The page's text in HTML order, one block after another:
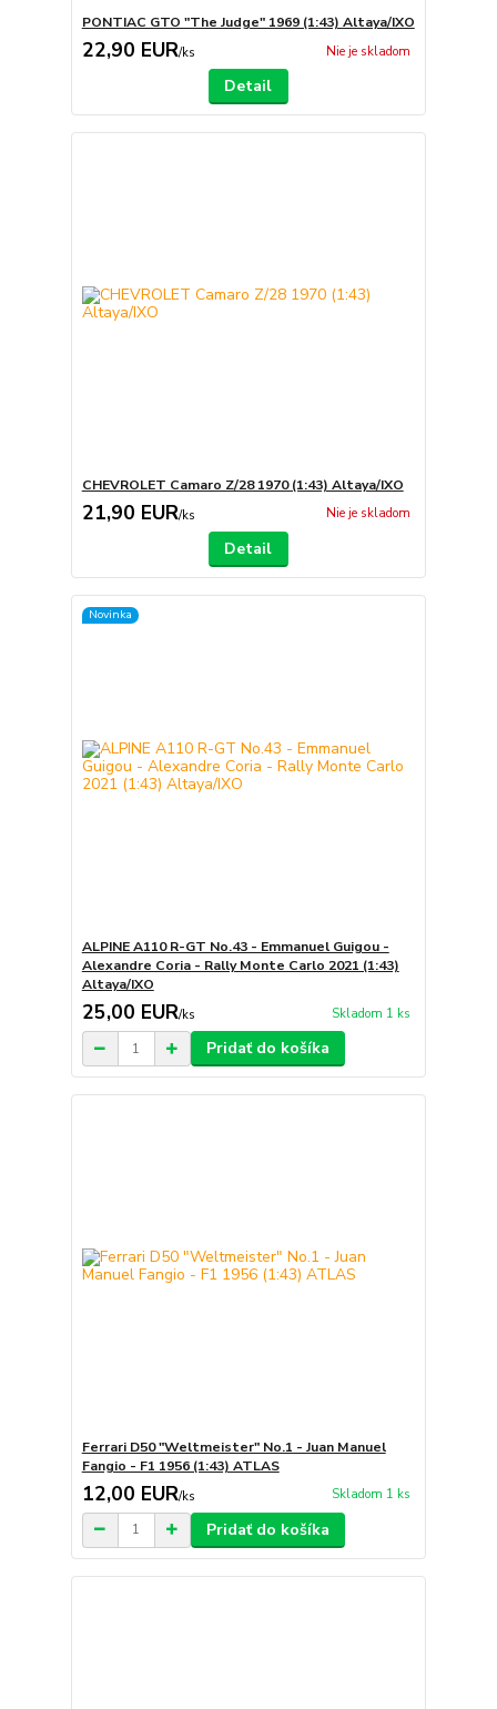
PONTIAC GTO "The Judge" 1969 (1:43) Altaya/IXO
22,90 EUR/ks Nie je skladom
Detail
CHEVROLET Camaro Z/28 1970 (1:43) Altaya/IXO
21,90 EUR/ks Nie je skladom
Detail
Novinka
ALPINE A110 R-GT No.43 - Emmanuel Guigou -
Alexandre Coria - Rally Monte Carlo 2021 (1:43)
Altaya/IXO
25,00 EUR/ks Skladom 1 ks
Pridať do košíka
Ferrari D50 "Weltmeister" No.1 - Juan Manuel
Fangio - F1 1956 (1:43) ATLAS
12,00 EUR/ks Skladom 1 ks
Pridať do košíka